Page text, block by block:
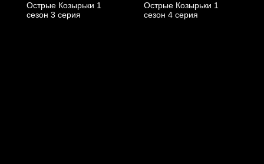
Острые Козырьки 1
cезон 3 cерия
Острые Козырьки 1
cезон 4 cерия